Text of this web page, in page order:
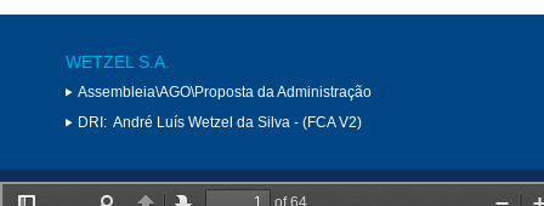
WETZEL S.A.
Assembleia\AGO\Proposta da Administração
DRI: André Luís Wetzel da Silva - (FCA V2)